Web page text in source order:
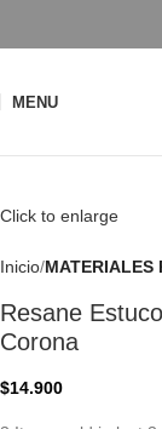
MENU
Click to enlarge
Inicio MATERIALES
Resane
Corona
$14.900